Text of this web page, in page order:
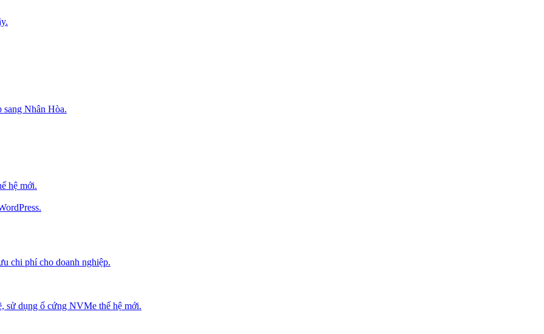
sang Nhân Hòa.
hệ mới.
chi phí cho doanh nghiệp.
sử dụng ổ cứng NVMe thế hệ mới.